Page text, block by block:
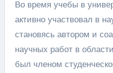
Во время учебы в
активно участвовал в
становясь автором и
научных работ в
был членом